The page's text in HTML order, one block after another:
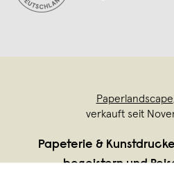
Paperlandscape
verkauft seit
Papeterie &
begeistern und